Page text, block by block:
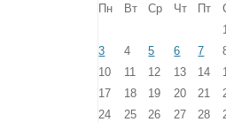
Пн
Вт Ср Чт Пт
3
4 5 6 7
10
11 12 13 14
17
18 19 20 21
24
25 26 27 28